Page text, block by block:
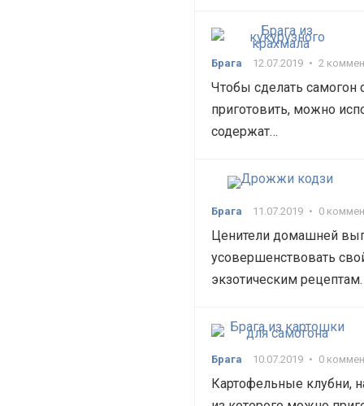
Брага 12.07.2019 • 2
Чтобы сделать
приготовить, можно
содержат…
Брага 11.07.2019 • 0
Ценители домашней
усовершенствовать
экзотическим
Брага 10.07.2019 • 0
Картофельные клубни,